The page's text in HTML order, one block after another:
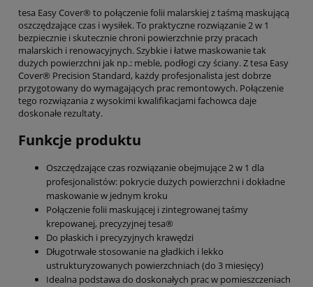
tesa Easy Cover® to połączenie folii malarskiej z taśmą maskującą
oszczędzające czas i wysiłek. To praktyczne rozwiązanie 2 w 1
bezpiecznie i skutecznie chroni powierzchnie przy pracach
malarskich i renowacyjnych. Szybkie i łatwe maskowanie tak
dużych powierzchni jak np.: meble, podłogi czy ściany. Z tesa Easy
Cover® Precision Standard, każdy profesjonalista jest dobrze
przygotowany do wymagających prac remontowych. Połączenie
tego rozwiązania z wysokimi kwalifikacjami fachowca daje
doskonałe rezultaty.
Funkcje produktu
Oszczędzające czas rozwiązanie obejmujące 2 w 1 dla
profesjonalistów: pokrycie dużych powierzchni i dokładne
maskowanie w jednym kroku
Połączenie folii maskującej i zintegrowanej taśmy
krepowanej, precyzyjnej tesa®
Do płaskich i precyzyjnych krawędzi
Długotrwałe stosowanie na gładkich i lekko
ustrukturyzowanych powierzchniach (do 3 miesięcy)
Idealna podstawa do doskonałych prac w pomieszczeniach